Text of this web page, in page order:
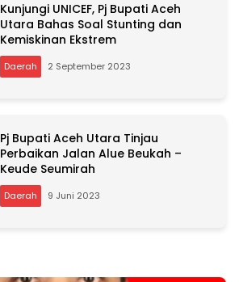
Kunjungi UNICEF, Pj Bupati Aceh
Utara Bahas Soal Stunting dan
Kemiskinan Ekstrem
Daerah 2 September 2023
Pj Bupati Aceh Utara Tinjau
Perbaikan Jalan Alue Beukah –
Keude Seumirah
Daerah 9 Juni 2023